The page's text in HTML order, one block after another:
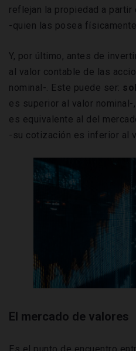
reflejan la propiedad a
-quien las posea
Y, por último, antes de
al valor contable de las
nominal-. Este puede ser:
es superior al valor nominal-,
es equivalente al del
-su cotización es inferior al
El mercado de valores